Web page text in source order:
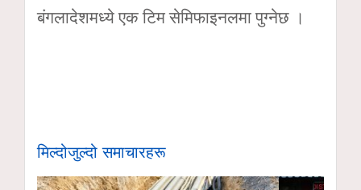
बंगलादेशमध्ये एक टिम सेमिफाइनलमा पुग्नेछ ।
मिल्दोजुल्दो समाचारहरू